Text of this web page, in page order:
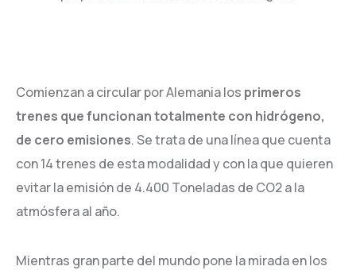
Comienzan a circular por Alemania los primeros
trenes que funcionan totalmente con hidrógeno,
de cero emisiones. Se trata de una línea que cuenta
con 14 trenes de esta modalidad y con la que quieren
evitar la emisión de 4.400 Toneladas de CO2 a la
atmósfera al año.
Mientras gran parte del mundo pone la mirada en los